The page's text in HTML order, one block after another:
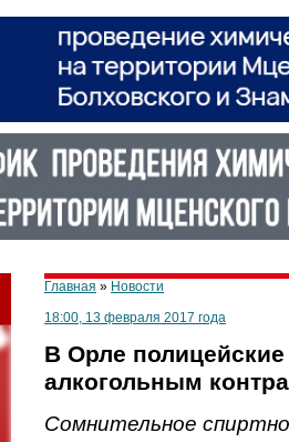
Главная » Новости
18:00, 13 февраля 2017 года
В Орле
алкогольным
Сомнительное